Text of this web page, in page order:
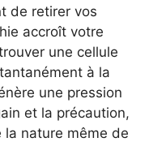
de retirer vos
accroît votre
une cellule
à la
une pression
et la précaution,
la nature même de